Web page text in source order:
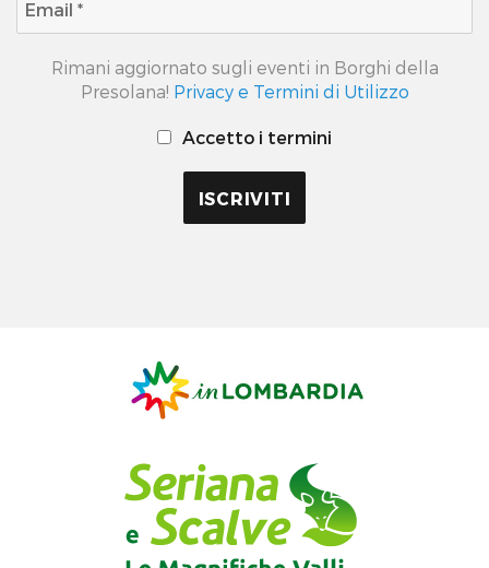
Rimani aggiornato sugli eventi in Borghi della
Presolana! Privacy e Termini di Utilizzo
Accetto i termini